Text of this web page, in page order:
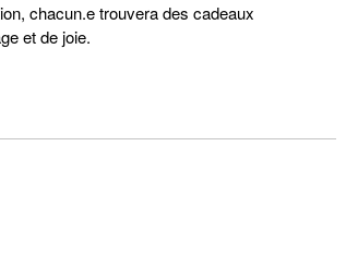
chacun.e trouvera des cadeaux
et de joie.